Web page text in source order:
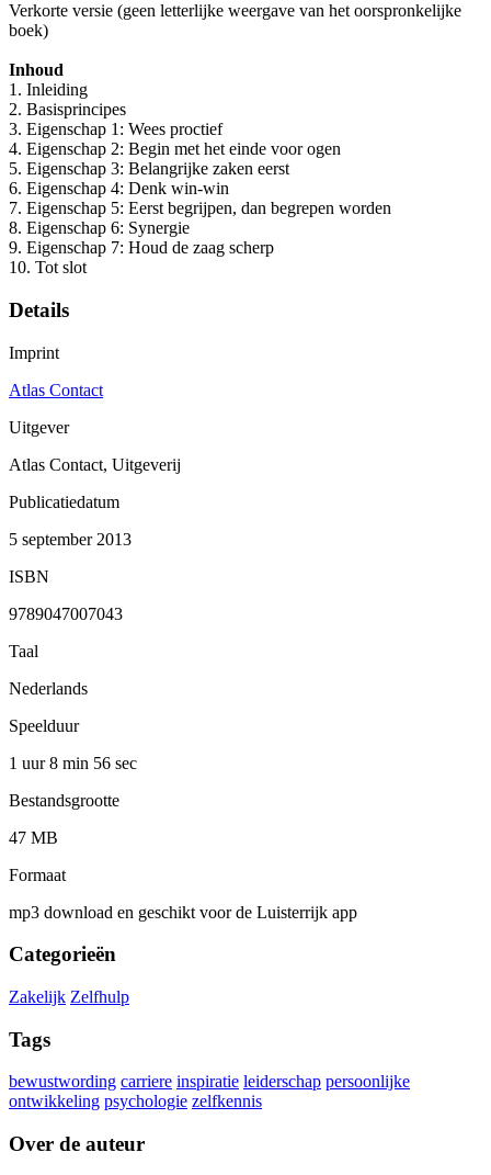
Verkorte versie (geen letterlijke weergave van het oorspronkelijke
boek)
Inhoud
1. Inleiding
2. Basisprincipes
3. Eigenschap 1: Wees proctief
4. Eigenschap 2: Begin met het einde voor ogen
5. Eigenschap 3: Belangrijke zaken eerst
6. Eigenschap 4: Denk win-win
7. Eigenschap 5: Eerst begrijpen, dan begrepen worden
8. Eigenschap 6: Synergie
9. Eigenschap 7: Houd de zaag scherp
10. Tot slot
Details
Imprint
Atlas Contact
Uitgever
Atlas Contact, Uitgeverij
Publicatiedatum
5 september 2013
ISBN
9789047007043
Taal
Nederlands
Speelduur
1 uur 8 min 56 sec
Bestandsgrootte
47 MB
Formaat
mp3 download en geschikt voor de Luisterrijk app
Categorieën
Zakelijk Zelfhulp
Tags
bewustwording carriere inspiratie leiderschap persoonlijke
ontwikkeling psychologie zelfkennis
Over de auteur